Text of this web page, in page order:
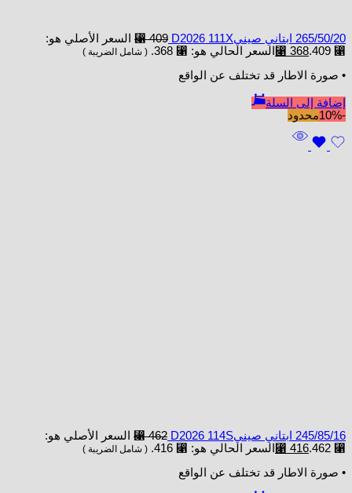
265/50/20 ابتاني صينيD2026 111X ⃁409
السعر الأصلي هو:
⃁ 409.
⃁ 368 السعر الحالي هو: ⃁ 368. ( شامل الضريبة )
• صورة الاطار قد تختلف عن الواقع
إضافة إلى السلة
-10%
محدود
245/85/16 ابتاني صينيD2026 114S ⃁462
السعر الأصلي هو:
⃁ 462.
⃁ 416 السعر الحالي هو: ⃁ 416. ( شامل الضريبة )
• صورة الاطار قد تختلف عن الواقع